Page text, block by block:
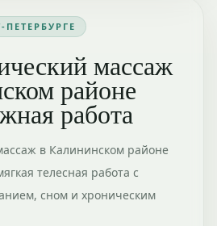
массаж
районе
работа
в Калининском районе
телесная работа с
сном и хроническим